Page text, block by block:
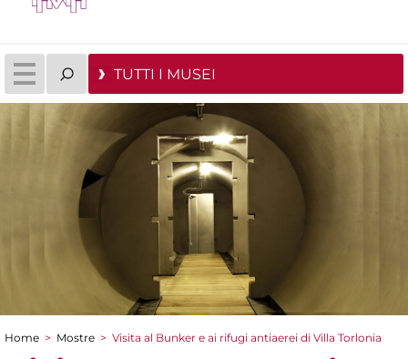
TUTTI I MUSEI
Home > Mostre > Visita al Bunker e ai rifugi antiaerei di Villa Torlonia